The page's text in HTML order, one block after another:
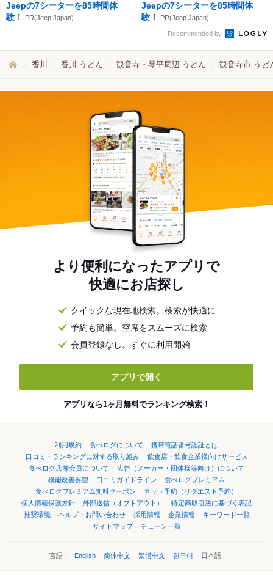
Jeepの7シーターを85時間体
験！
PR(Jeep Japan)
Jeepの7シーターを85時間体
験！
PR(Jeep Japan)
Recommended by
香川 香川 うどん 観音寺・琴平周辺 うどん 観音寺市 うど
より便利になったアプリで
快適にお店探し
クイックな現在地検索。検索が快適に
予約も簡単。空席をスムーズに検索
会員登録なし。すぐに利用開始
アプリで開く
アプリなら1ヶ月無料でランキング検索！
利用規約 食べログについて
携帯電話番号認証とは
口コミ・ランキングに対する取り組み
飲食店・飲食企業様向けサービス
食べログ店舗会員について
広告（メーカー・団体様等向け）について
機能改善要望
口コミガイドライン
食べログプレミアム
食べログプレミアム無料クーポン
ネット予約（リクエスト予約）
個人情報保護方針
外部送信（オプトアウト）
特定商取引法に基づく表記
推奨環境
ヘルプ・お問い合わせ 採用情報 企業情報
キーワード一覧
サイトマップ
チェーン一覧
言語： English 简体中文 繁體中文 한국어 日本語